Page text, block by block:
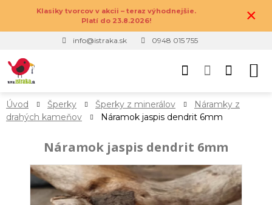
Klasiky tvorcov v akcii – teraz výhodnejšie.
Platí do 23.8.2026!
×
info@istraka.sk 0948 015 755
Úvod Šperky Šperky z minerálov
Náramky z
drahých kameňov
Náramok jaspis dendrit 6mm
Náramok jaspis dendrit 6mm